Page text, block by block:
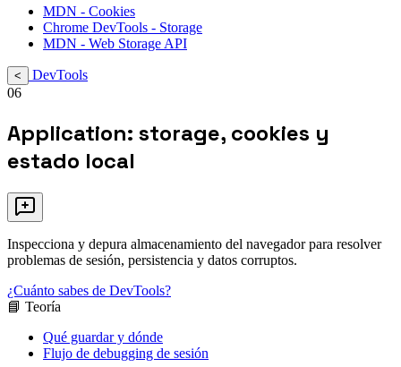
MDN - Cookies
Chrome DevTools - Storage
MDN - Web Storage API
<
DevTools
06
Application: storage, cookies y
estado local
Inspecciona y depura almacenamiento del navegador para resolver
problemas de sesión, persistencia y datos corruptos.
¿Cuánto sabes de DevTools?
📘 Teoría
Qué guardar y dónde
Flujo de debugging de sesión